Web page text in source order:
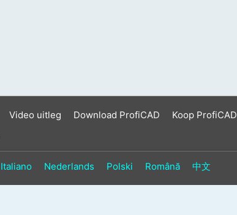
Video uitleg Download ProfiCAD Koop ProfiCAD
Italiano Nederlands Polski Română 中文